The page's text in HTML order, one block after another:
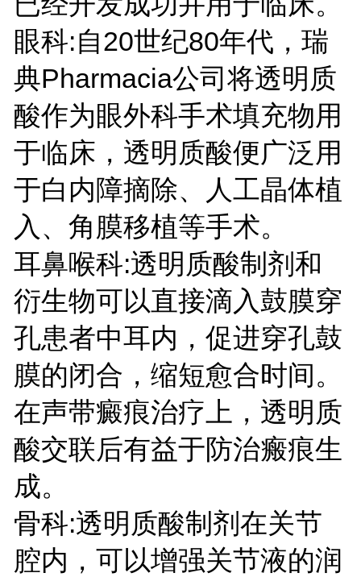
眼科:自20世纪80年代，瑞
典Pharmacia公司将透明质
酸作为眼外科手术填充物用
于临床，透明质酸便广泛用
于白内障摘除、人工晶体植
入、角膜移植等手术。
耳鼻喉科:透明质酸制剂和
衍生物可以直接滴入鼓膜穿
孔患者中耳内，促进穿孔鼓
膜的闭合，缩短愈合时间。
在声带癜痕治疗上，透明质
酸交联后有益于防治瘢痕生
成。
骨科:透明质酸制剂在关节
腔内，可以增强关节液的润